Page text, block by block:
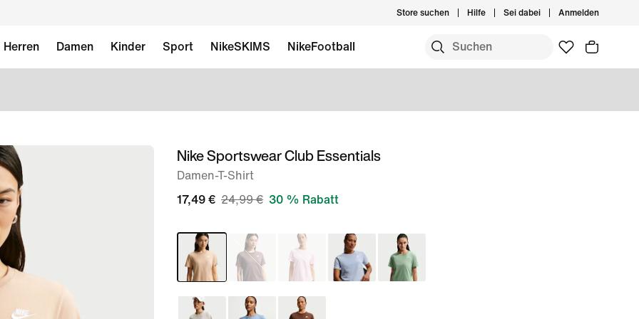
Store suchen Hilfe Sei dabei Anmelden
Herren Damen Kinder Sport NikeSKIMS NikeFootball
Bild 1Nike Sportswear Club Essentials
Damen-T-Shirt
17,49 € 24,99 € 30 % Rabatt